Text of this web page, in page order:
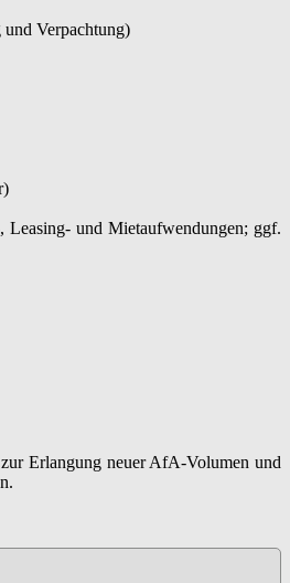
und Verpachtung)
Leasing- und Mietaufwendungen; ggf.
Erlangung neuer AfA-Volumen und